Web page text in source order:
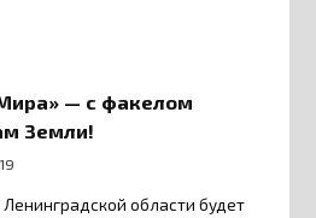
— с факелом
Земли!
области будет